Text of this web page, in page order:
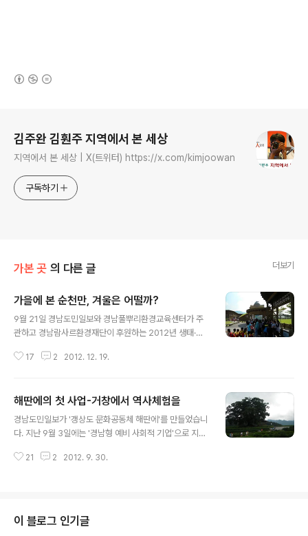
김주완 김훤주 지역에서 본 세상
지역에서 본 세상 | X(트위터) https://x.com/kimjoowan
구독하기
가본 곳 의 다른 글 더보기
가을에 본 순천만, 겨울은 어떨까?
9월 21일 경남도민일보와 경남풀뿌리환경교육센터가 주
관하고 경남람사르환경재단이 후원하는 2012년 생태·역
로 향했습니다. 순천만에는 우리나라에서 가장 널리 알려
동글몽글한 모양으로 줄이어 있습니다. 순천만은 또 탐방
객을 위해 잘 가꿔져 있는 갈대밭이기도 합니다. 갖은 시설
이 들어서 있고 걸리는 시간대에 따라 탐방할 수 있는 길도
보 앞을 출발한 일행은 버스를 타고 달린 끝에 오전 11시 3
17 2 2012. 12. 19.
해딴에의 첫 사업-거창에서 역사체험을
경남도민일보가 '갱상도 문화공동체 해딴에'를 만들었습니
다. 지난 9월 3일에는 '경남형 예비 사회적 기업'으로 지정
매 대상이 됩니다. 함께 누리고 고루 누리자, 우리 경남의
구하면서도 사회적·공공적 가치 실현을 더 중시한답니다.
'해가 있는 동안에'를 뜻하는 지역말을 상호로 삼은 '해딴
21 2 2012. 9. 30.
이 블로그 인기글